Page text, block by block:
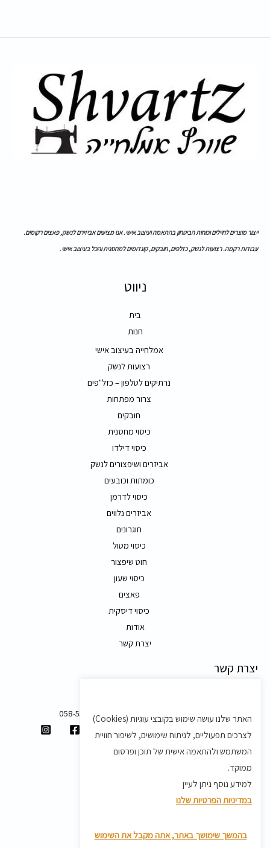
ייצור מוצרים לחיילים וכוחות הביטחון בהתאמה ועיצוב אישי. אנו מציעים אביזירם לנשק, פאצים רקומים.
עבודות רקמה. רצועות לנשק, כזלפים, חובקים, קונדומים למחסנית והכל בעיצוב אישי.
ניווט
בית
חנות
אמלחייה בעיצוב אישי
רצועות לנשק
נרתיקים לטלפון – כזל"פים
צרור מפתחות
חובקים
כיסוי מחסנית
כיסוי דילדו
אביזרים ושיפצורים לנשק
כומתות וכובעים
כיסוי לדרמן
אביזרים נלווים
חוגרונים
כיסוי מטול
חוט שיפצור
כיסוי שעון
פאצים
כיסוי דיסקית
אודות
יצרת קשר
יצרת קשר
058-5557588
shvartz.order@gmail.com
תנאים ותקנון
מדיניות החזרת מוצרים
האתר שלנו עושה שימוש בקובצי עוגיות (Cookies)
לצרכים תפעוליים, לניתוח שימושים, לשיפור חוויית
המשתמש ולהתאמה אישית של תוכן ופרסום
ממוקד.
למידע נוסף ניתן לעיין
במדיניות הפרטיות שלנו
בהמשך שימושך באתר, אתה מקבל את השימוש